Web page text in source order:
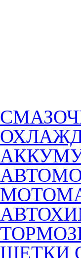
ЩЕТКИ